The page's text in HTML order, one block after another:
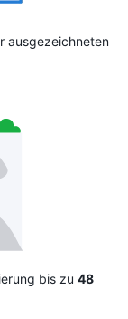
ausgezeichneten
bis zu 48